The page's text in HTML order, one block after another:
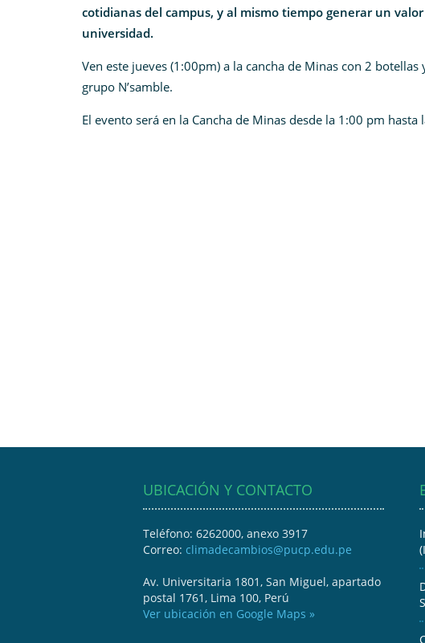
cotidianas del campus, y al mismo tiempo generar un
universidad.
Ven este jueves (1:00pm) a la cancha de Minas con 2
grupo N’samble.
El evento será en la Cancha de Minas desde la 1:00 pm hasta
UBICACIÓN Y CONTACTO
Teléfono: 6262000, anexo 3917
Correo: climadecambios@pucp.edu.pe
Av. Universitaria 1801, San Miguel, apartado
postal 1761, Lima 100, Perú
Ver ubicación en Google Maps »